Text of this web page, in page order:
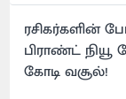
ரசிகர்களின்
பிராண்ட் நியூ
கோடி வசூல்!